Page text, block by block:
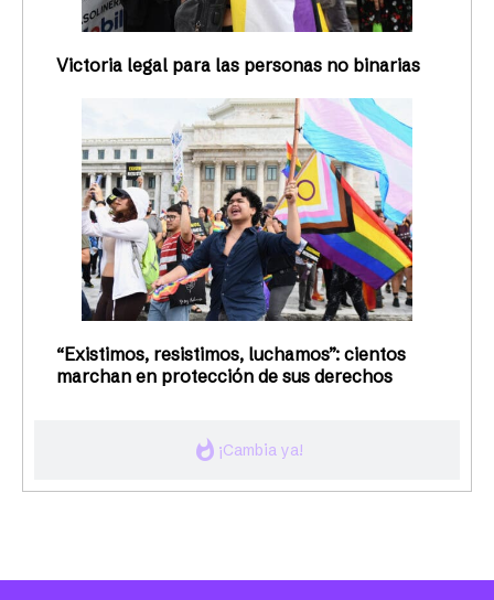
whatshot ¡Cambia ya!
Victoria legal para las personas no binarias
“Existimos, resistimos, luchamos”: cientos
marchan en protección de sus derechos